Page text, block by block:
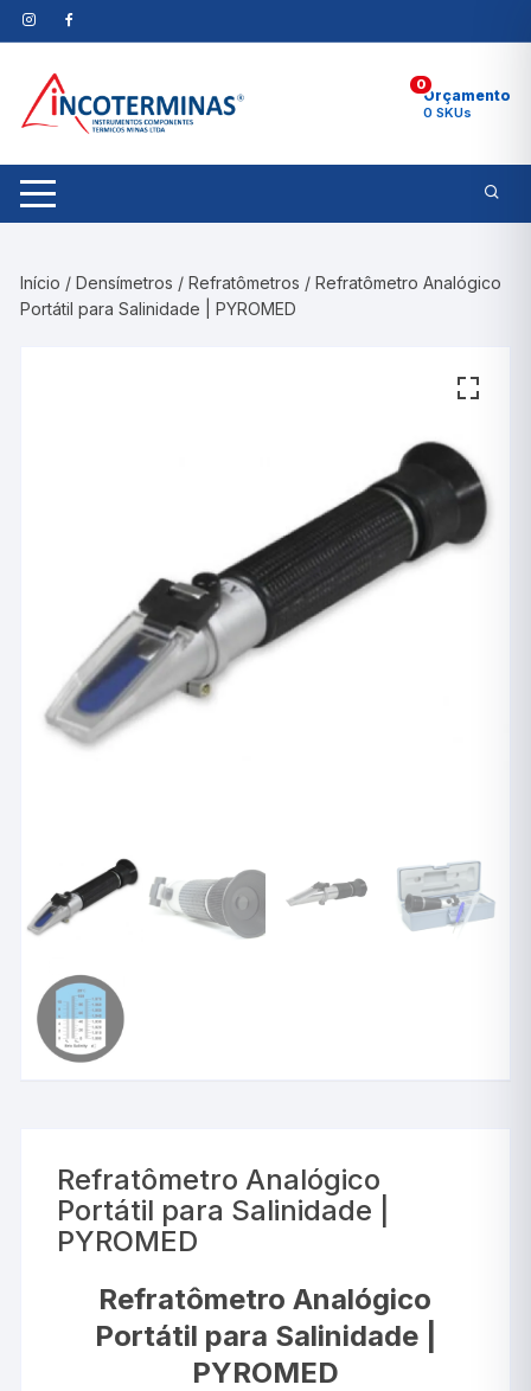
Pular
para
conteúdo
0
Orçamento
0 SKUs
Início /Densímetros /Refratômetros / Refratômetro Analógico
Portátil para Salinidade | PYROMED
Refratômetro Analógico
Portátil para Salinidade |
PYROMED
Refratômetro Analógico
Portátil para Salinidade |
PYROMED